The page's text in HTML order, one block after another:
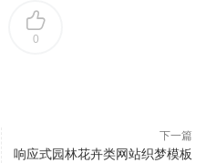
0
下一篇
响应式园林花卉类网站织梦模板